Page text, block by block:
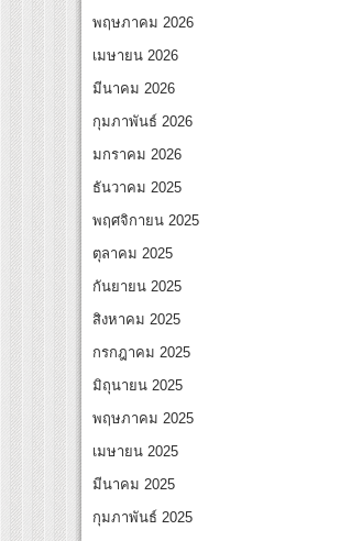
พฤษภาคม 2026
เมษายน 2026
มีนาคม 2026
กุมภาพันธ์ 2026
มกราคม 2026
ธันวาคม 2025
พฤศจิกายน 2025
ตุลาคม 2025
กันยายน 2025
สิงหาคม 2025
กรกฎาคม 2025
มิถุนายน 2025
พฤษภาคม 2025
เมษายน 2025
มีนาคม 2025
กุมภาพันธ์ 2025